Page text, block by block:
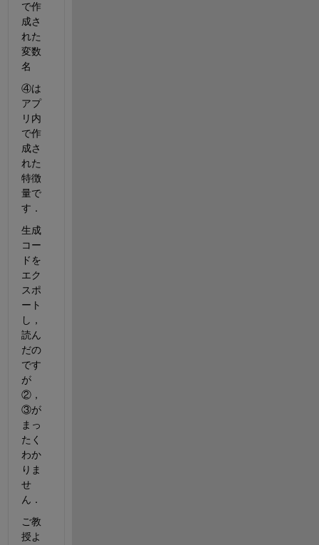
で作
成さ
れた
変数
名
④は
アプ
リ内
で作
成さ
れた
特徴
量で
す．
生成
コー
ドを
エク
スポ
ート
し，
読ん
だの
です
が
②，
③が
まっ
たく
わか
りま
せ
ん．
ご教
授よ